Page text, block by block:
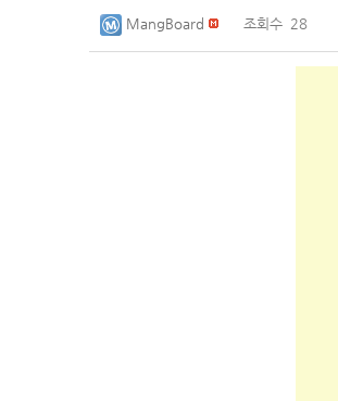
MangBoard 조회수 28